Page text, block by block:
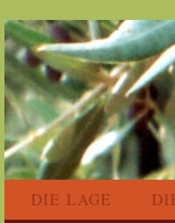
DIE LAGE